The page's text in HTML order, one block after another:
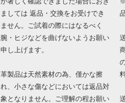
ましては 返品・交換をお受けでき
ません。ご試着の際にはなるべく
腕・ヒジなどを曲げないようお願い
申し上げます。
革製品は天然素材の為、僅かな擦
れ、小さな傷などにおいては返品対
象となりません。ご理解の程お願い